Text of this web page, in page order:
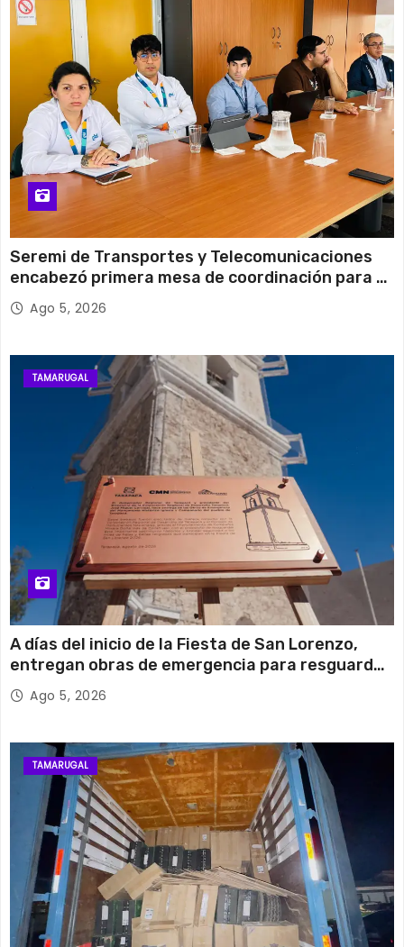
13 de agosto
Jueves 30°C
Seremi de Transportes y Telecomunicaciones
encabezó primera mesa de coordinación para el
retiro de cables en desuso en Iquique
Ago 5, 2026
TAMARUGAL
A días del inicio de la Fiesta de San Lorenzo,
entregan obras de emergencia para resguardar
su histórico campanario
Ago 5, 2026
TAMARUGAL